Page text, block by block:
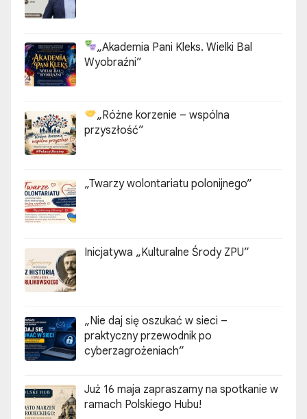
„Akademia Pani Kleks. Wielki Bal
Wyobraźni”
„Różne korzenie – wspólna
przyszłość”
„Twarzy wolontariatu polonijnego”
Inicjatywa „Kulturalne Środy ZPU”
„Nie daj się oszukać w sieci –
praktyczny przewodnik po
cyberzagrożeniach”
Już 16 maja zapraszamy na spotkanie w
ramach Polskiego Hubu!